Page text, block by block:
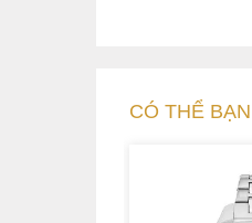
CÓ THỂ